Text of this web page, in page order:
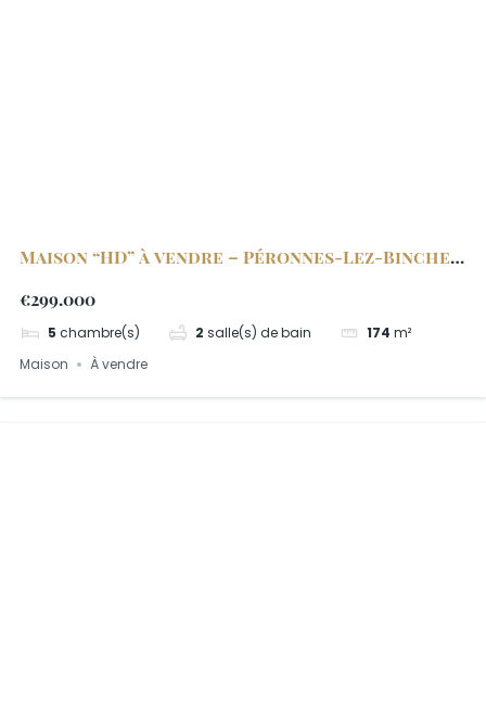
Maison “HD” à vendre – Péronnes-Lez-Binche
€299.000
5 chambre(s) 2 salle(s) de bain 174 m²
Maison
À vendre